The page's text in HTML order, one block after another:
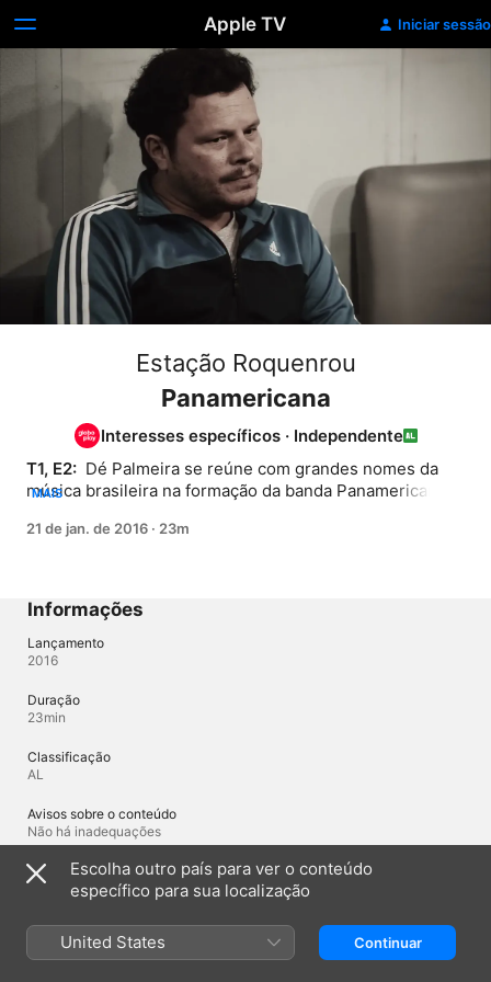
Apple TV Iniciar sessão
Estação Roquenrou
Panamericana
Interesses específicos · Independente
T1, E2: Dé Palmeira se reúne com grandes nomes da
música brasileira na formação da banda Panamericana.
um intercâmbio musical de conjuntos da América Latina.
MAIS
21 de jan. de 2016 · 23m
Informações
Lançamento
2016
Duração
23min
Classificação
AL
Avisos sobre o conteúdo
Não há inadequações
English (UK)
Copyright © 2026 Apple Inc.
Todos os direitos reservados.
Escolha outro país para ver o conteúdo
específico para sua localização
United States Continuar